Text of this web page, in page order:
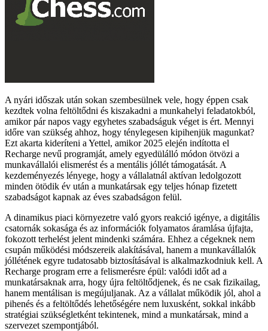
A nyári időszak után sokan szembesülnek vele, hogy éppen csak
kezdtek volna feltöltődni és kiszakadni a munkahelyi feladatokból,
amikor pár napos vagy egyhetes szabadságuk véget is ért. Mennyi
időre van szükség ahhoz, hogy ténylegesen kipihenjük magunkat?
Ezt akarta kideríteni a Yettel, amikor 2025 elején indította el
Recharge nevű programját, amely egyedülálló módon ötvözi a
munkavállalói elismerést és a mentális jóllét támogatását. A
kezdeményezés lényege, hogy a vállalatnál aktívan ledolgozott
minden ötödik év után a munkatársak egy teljes hónap fizetett
szabadságot kapnak az éves szabadságon felül.
A dinamikus piaci környezetre való gyors reakció igénye, a digitális
csatornák sokasága és az információk folyamatos áramlása újfajta,
fokozott terhelést jelent mindenki számára. Ehhez a cégeknek nem
csupán működési módszereik alakításával, hanem a munkavállalók
jóllétének egyre tudatosabb biztosításával is alkalmazkodniuk kell. A
Recharge program erre a felismerésre épül: valódi időt ad a
munkatársaknak arra, hogy újra feltöltődjenek, és ne csak fizikailag,
hanem mentálisan is megújuljanak. Az a vállalat működik jól, ahol a
pihenés és a feltöltődés lehetőségére nem luxusként, sokkal inkább
stratégiai szükségletként tekintenek, mind a munkatársak, mind a
szervezet szempontjából.